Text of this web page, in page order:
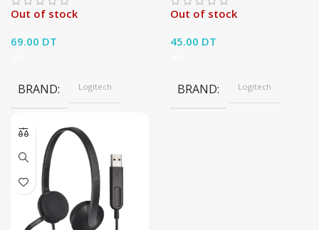
Out of stock
69.00 DT
BRAND Logitech
Out of stock
45.00 DT
BRAND Logitech